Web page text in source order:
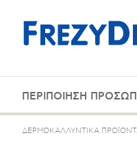
ΠΕΡΙΠΟΙΗΣΗ
ΔΕΡΜΟΚΑΛΛΥΝΤΙΚΑ